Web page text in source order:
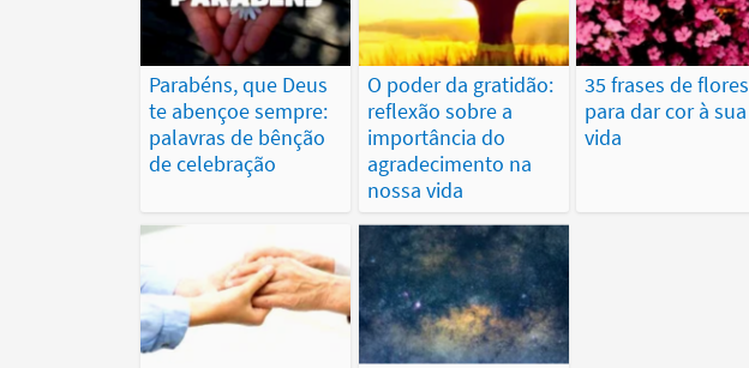
Parabéns, que Deus
te abençoe sempre:
palavras de bênção
de celebração
O poder da gratidão:
reflexão sobre a
importância do
agradecimento na
nossa vida
35 frases de flores
para dar cor à sua
vida